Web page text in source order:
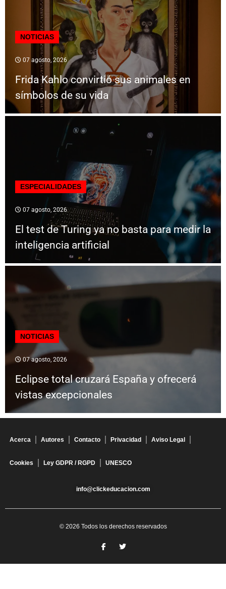
NOTICIAS
07 agosto, 2026
Frida Kahlo convirtió sus animales en
símbolos de su vida
ESPECIALIDADES
07 agosto, 2026
El test de Turing ya no basta para medir la
inteligencia artificial
NOTICIAS
07 agosto, 2026
Eclipse total cruzará España y ofrecerá
vistas excepcionales
Acerca Autores Contacto Privacidad Aviso Legal
Cookies Ley GDPR / RGPD UNESCO
info@clickeducacion.com
© 2026 Todos los derechos reservados